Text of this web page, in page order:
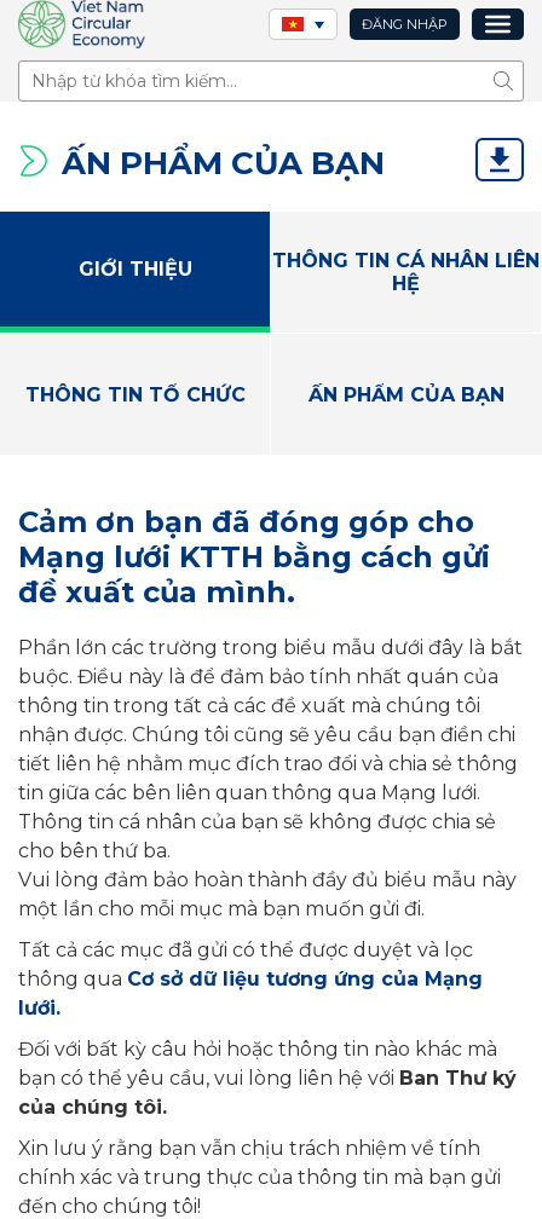
ĐĂNG NHẬP
Tìm
ẤN PHẨM CỦA BẠN
GIỚI THIỆU
THÔNG TIN CÁ NHÂN LIÊN
HỆ
THÔNG TIN TỔ CHỨC ẤN PHẨM CỦA BẠN
Cảm ơn bạn đã đóng góp cho
Mạng lưới KTTH bằng cách gửi
đề xuất của mình.
Phần lớn các trường trong biểu mẫu dưới đây là bắt
buộc. Điều này là để đảm bảo tính nhất quán của
thông tin trong tất cả các đề xuất mà chúng tôi
nhận được. Chúng tôi cũng sẽ yêu cầu bạn điền chi
tiết liên hệ nhằm mục đích trao đổi và chia sẻ thông
tin giữa các bên liên quan thông qua Mạng lưới.
Thông tin cá nhân của bạn sẽ không được chia sẻ
cho bên thứ ba.
Vui lòng đảm bảo hoàn thành đầy đủ biểu mẫu này
một lần cho mỗi mục mà bạn muốn gửi đi.
Tất cả các mục đã gửi có thể được duyệt và lọc
thông qua Cơ sở dữ liệu tương ứng của Mạng
lưới.
Đối với bất kỳ câu hỏi hoặc thông tin nào khác mà
bạn có thể yêu cầu, vui lòng liên hệ với Ban Thư ký
của chúng tôi.
Xin lưu ý rằng bạn vẫn chịu trách nhiệm về tính
chính xác và trung thực của thông tin mà bạn gửi
đến cho chúng tôi!